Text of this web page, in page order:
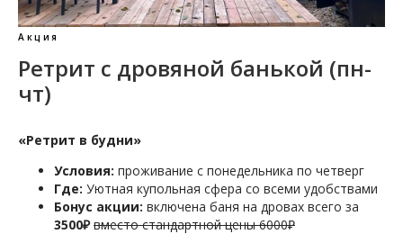
Акция
Ретрит с дровяной банькой (пн-
чт)
«Ретрит в будни»
Условия: проживание с понедельника по четверг
Где: Уютная купольная сфера со всеми удобствами
Бонус акции: включена баня на дровах всего за
3500₽ вместо стандартной цены 6000₽